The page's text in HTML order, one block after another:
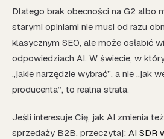
Dlatego brak obecności na G2 albo
starymi opiniami nie musi od razu
klasycznym SEO, ale może osłabić
odpowiedziach AI. W świecie, w
„jakie narzędzie wybrać”, a nie „jak
producenta”, to realna strata.
Jeśli interesuje Cię, jak AI zmienia
sprzedaży B2B, przeczytaj: AI SDR